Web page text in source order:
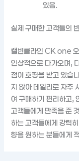
있음.
실제 구매한 고객들의
캘빈클라인 CK one 오
인상적으로 다가오며,
점이 호평을 받고 있습
지 않아 데일리로 자주
여 구매하기 편리하고,
고객들에게 만족을 준
하는 고객들에게 강력
향을 원하는 분들에게